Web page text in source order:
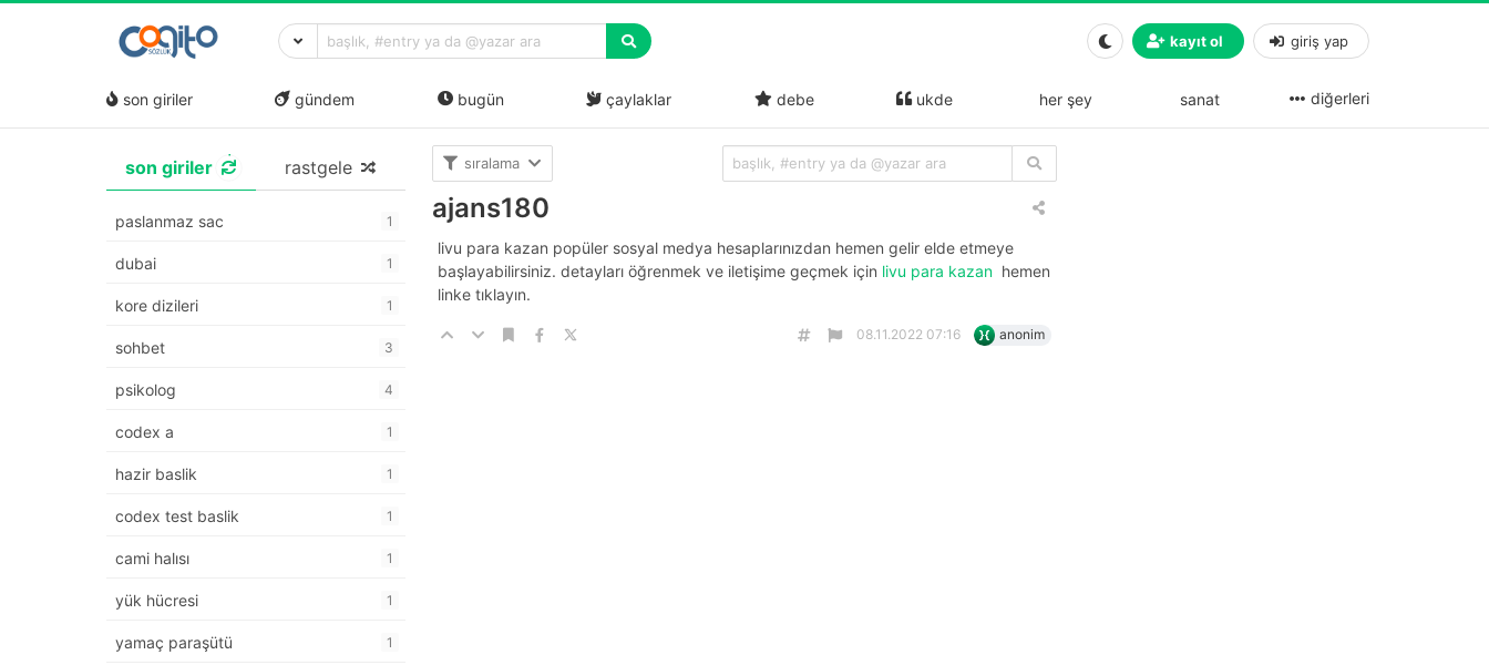
kayıt ol giriş yap
son giriler gündem bugün çaylaklar debe ukde her şey sanat diğerleri
son giriler rastgele
paslanmaz sac 1
dubai 1
kore dizileri 1
sohbet 3
psikolog 4
codex a 1
hazir baslik 1
codex test baslik 1
cami halısı 1
yük hücresi 1
yamaç paraşütü 1
sıralama
ajans180
livu para kazan popüler sosyal medya hesaplarınızdan hemen gelir elde etmeye
başlayabilirsiniz. detayları öğrenmek ve iletişime geçmek için livu para kazan hemen
linke tıklayın.
08.11.2022 07:16 anonim